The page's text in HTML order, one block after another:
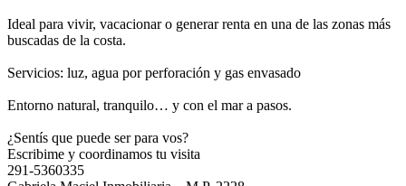
Ideal para vivir, vacacionar o generar renta en una de las zonas más
buscadas de la costa.
Servicios: luz, agua por perforación y gas envasado
Entorno natural, tranquilo… y con el mar a pasos.
¿Sentís que puede ser para vos?
Escribime y coordinamos tu visita
291-5360335